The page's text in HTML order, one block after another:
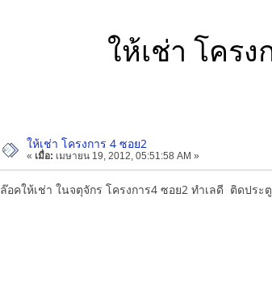
ให้เช่า โคร
ให้เช่า โครงการ 4 ซอย2
« เมื่อ: เมษายน 19, 2012, 05:51:58 AM »
ล๊อคให้เช่า ในจตุจักร โครงการ4 ซอย2 ทำเลดี ติดประ